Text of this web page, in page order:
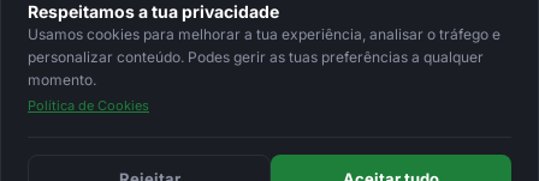
Devoluções
Minha Conta
© 2026 Ecolivros. Todos os direitos reservados.
Respeitamos a tua privacidade
Usamos cookies para melhorar a tua experiência, analisar o tráfego e
personalizar conteúdo. Podes gerir as tuas preferências a qualquer
momento.
Política de Cookies